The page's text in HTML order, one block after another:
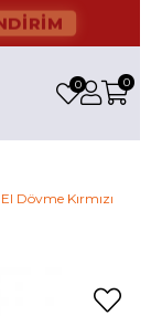
0
0
Dövme Kırmızı